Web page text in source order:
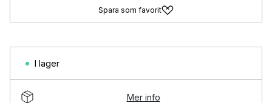
Spara som favorit
I lager
Mer info